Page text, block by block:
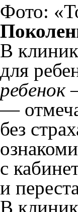
Фото:
В
для
—
без
с
и
В